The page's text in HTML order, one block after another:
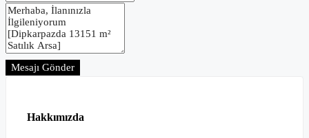
Mesajı Gönder
Hakkımızda